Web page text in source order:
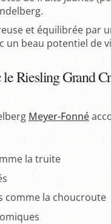
et équilibrée par
un beau potentiel de
Riesling Grand
Meyer-Fonné
la truite
comme la choucroute